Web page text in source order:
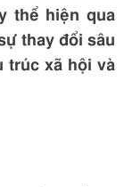
thể hiện qua
thay đổi sâu
trúc xã hội và